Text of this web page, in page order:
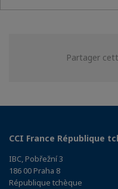
Partager
CCI France République
IBC, Pobřežní 3
186 00 Praha 8
République tchèque